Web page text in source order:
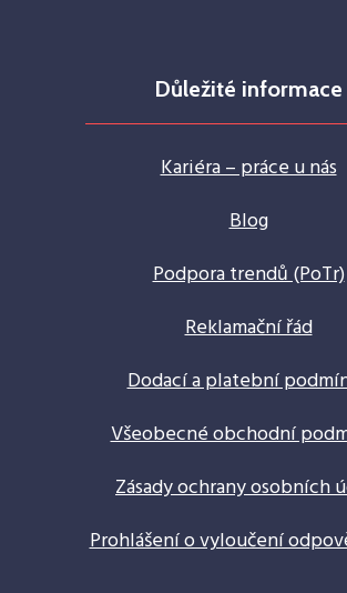
Důležité informace
Kariéra – práce u nás
Blog
Podpora trendů (PoTr)
Reklamační řád
Dodací a platební
Všeobecné obchodní
Zásady ochrany osobních
Prohlášení o vyloučení